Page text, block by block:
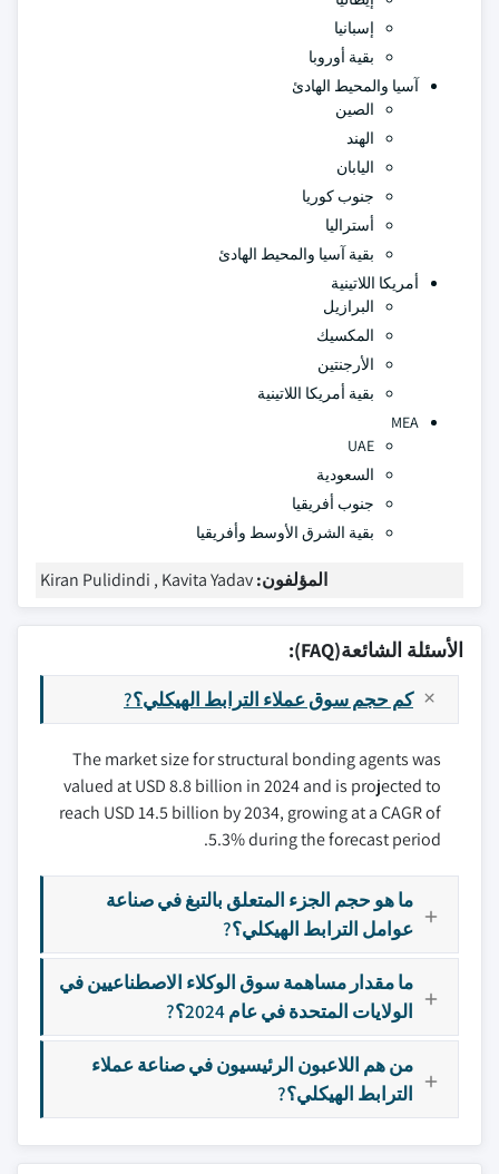
إسبانيا
بقية أوروبا
آسيا والمحيط الهادئ
الصين
الهند
اليابان
جنوب كوريا
أستراليا
بقية آسيا والمحيط الهادئ
أمريكا اللاتينية
البرازيل
المكسيك
الأرجنتين
بقية أمريكا اللاتينية
MEA
UAE
السعودية
جنوب أفريقيا
بقية الشرق الأوسط وأفريقيا
المؤلفون:Kiran Pulidindi , Kavita Yadav
الأسئلة الشائعة(FAQ):
كم حجم سوق عملاء الترابط الهيكلي؟?
The market size for structural bonding agents was
valued at USD 8.8 billion in 2024 and is projected to
reach USD 14.5 billion by 2034, growing at a CAGR of
5.3% during the forecast period.
ما هو حجم الجزء المتعلق بالتبغ في صناعة
عوامل الترابط الهيكلي؟?
ما مقدار مساهمة سوق الوكلاء الاصطناعيين في
الولايات المتحدة في عام 2024؟?
من هم اللاعبون الرئيسيون في صناعة عملاء
الترابط الهيكلي؟?